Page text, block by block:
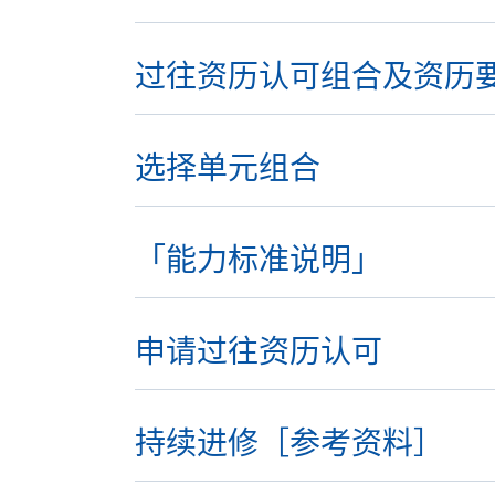
过往资历认可组合及资历
选择单元组合
「能力标准说明」
申请过往资历认可
持续进修［参考资料］